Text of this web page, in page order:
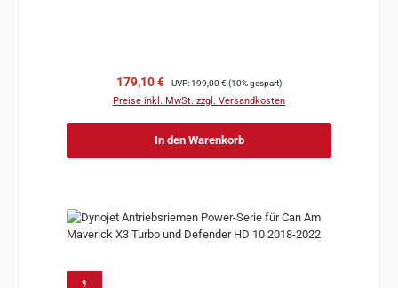
Verkaufspreis:
179,10 € Regulärer Preis:
UVP:199,00 €(10% gespart)
Preise inkl. MwSt. zzgl. Versandkosten
In den Warenkorb